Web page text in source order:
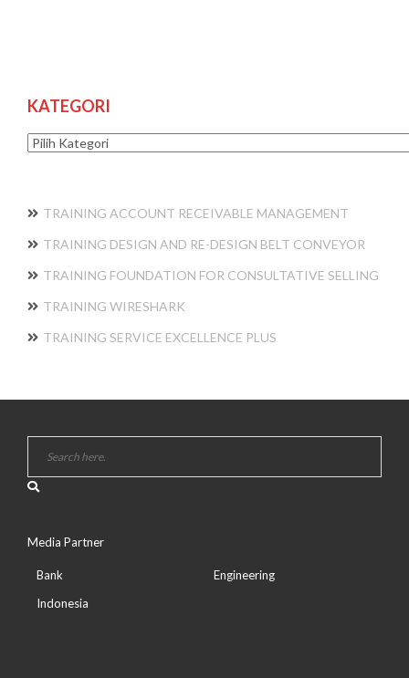
KATEGORI
Kategori
TRAINING ACCOUNT RECEIVABLE MANAGEMENT
TRAINING DESIGN AND RE-DESIGN BELT CONVEYOR
TRAINING FOUNDATION FOR CONSULTATIVE SELLING
TRAINING WIRESHARK
TRAINING SERVICE EXCELLENCE PLUS
Media Partner
Bank
Indonesia
Engineering